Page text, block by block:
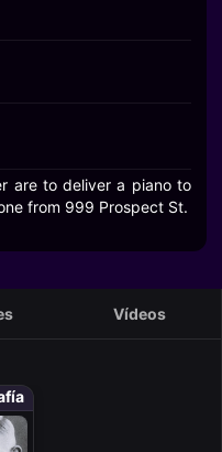
are to deliver a piano to
from 999 Prospect St.
Vídeos